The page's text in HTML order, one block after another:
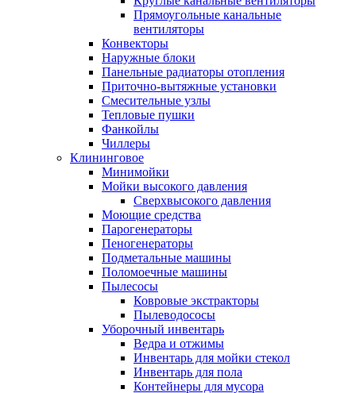
Прямоугольные канальные
вентиляторы
Конвекторы
Наружные блоки
Панельные радиаторы отопления
Приточно-вытяжные установки
Смесительные узлы
Тепловые пушки
Фанкойлы
Чиллеры
Клининговое
Минимойки
Мойки высокого давления
Сверхвысокого давления
Моющие средства
Парогенераторы
Пеногенераторы
Подметальные машины
Поломоечные машины
Пылесосы
Ковровые экстракторы
Пылеводососы
Уборочный инвентарь
Ведра и отжимы
Инвентарь для мойки стекол
Инвентарь для пола
Контейнеры для мусора